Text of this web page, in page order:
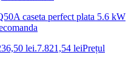
caseta perfect plata 5.6 kW
lei.7.821,54 leiPrețul